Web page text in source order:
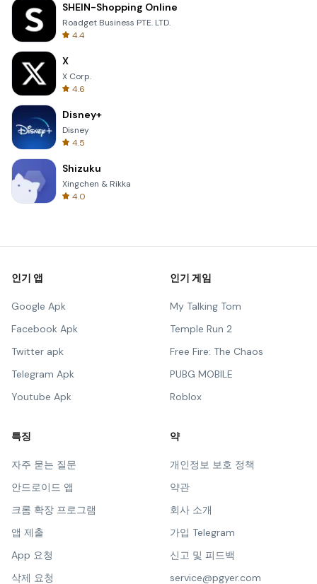
SHEIN-Shopping Online
Roadget Business PTE. LTD.
4.4
X
X Corp.
4.6
Disney+
Disney
4.5
Shizuku
Xingchen & Rikka
4.0
인기 앱
Google Apk
Facebook Apk
Twitter apk
Telegram Apk
Youtube Apk
인기 게임
My Talking Tom
Temple Run 2
Free Fire: The Chaos
PUBG MOBILE
Roblox
특징
자주 묻는 질문
안드로이드 앱
크롬 확장 프로그램
앱 제출
App 요청
삭제 요청
약
개인정보 보호 정책
약관
회사 소개
가입 Telegram
신고 및 피드백
service@pgyer.com